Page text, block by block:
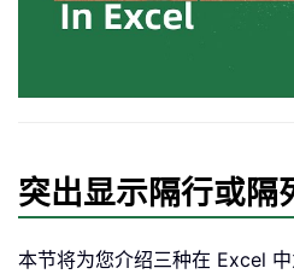
突出显示隔行或隔
本节将为您介绍三种在 Excel